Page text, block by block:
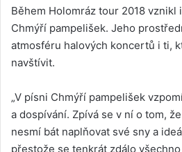
Během Holomráz tour 2018
Chmýří pampelišek. Jeho
atmosféru halových koncertů i ti,
navštívit.
„V písni Chmýří pampelišek
a dospívání. Zpívá se v ní o tom,
nesmí bát naplňovat své sny a
přestože se tenkrát zdálo